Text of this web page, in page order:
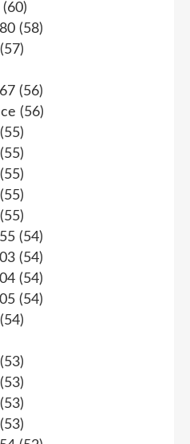
(60)
(58)
(57)
(56)
(56)
(55)
(55)
(55)
(55)
(55)
(54)
(54)
(54)
(54)
(54)
(53)
(53)
(53)
(53)